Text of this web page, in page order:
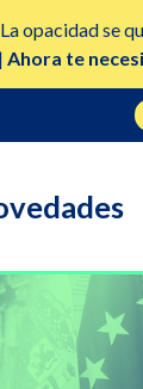
opacidad se
Ahora te